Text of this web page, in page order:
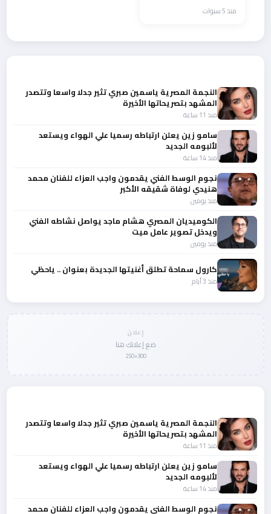
قرطاج السينمائيةمنذ 5 سنوات
النجمة المصرية ياسمين صبري تثير جدلا واسعا وتتصدر
المشهد بتصريحاتها الأخيرة
منذ 11 ساعة
سامو زين يعلن ارتباطه رسميا علي الهواء ويستعد
لألبومه الجديد
منذ 14 ساعة
نجوم الوسط الفني يقدمون واجب العزاء للفنان محمد
هنيدي لوفاة شقيقه الأكبر
منذ يومين
الكوميديان المصري هشام ماجد يواصل نشاطه الفني
ويدخل تصوير عامل ميت
منذ يومين
كارول سماحة تطلق أغنيتها الجديدة بعنوان .. ياحظي
منذ 3 أيام
إعلان
ضع إعلانك هنا
300×250
النجمة المصرية ياسمين صبري تثير جدلا واسعا وتتصدر
المشهد بتصريحاتها الأخيرة
منذ 11 ساعة
سامو زين يعلن ارتباطه رسميا علي الهواء ويستعد
لألبومه الجديد
منذ 14 ساعة
نجوم الوسط الفني يقدمون واجب العزاء للفنان محمد